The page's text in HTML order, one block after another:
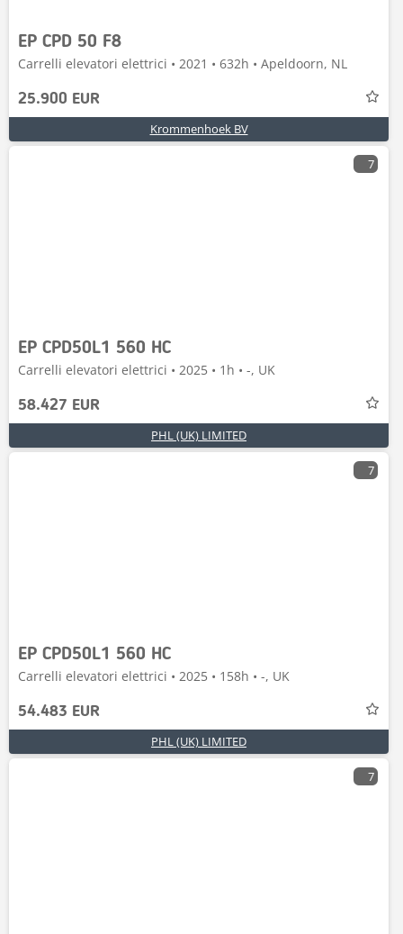
EP CPD 50 F8
Carrelli elevatori elettrici • 2021 • 632h • Apeldoorn, NL
25.900 EUR
Krommenhoek BV
7
EP CPD50L1 560 HC
Carrelli elevatori elettrici • 2025 • 1h • -, UK
58.427 EUR
PHL (UK) LIMITED
7
EP CPD50L1 560 HC
Carrelli elevatori elettrici • 2025 • 158h • -, UK
54.483 EUR
PHL (UK) LIMITED
7